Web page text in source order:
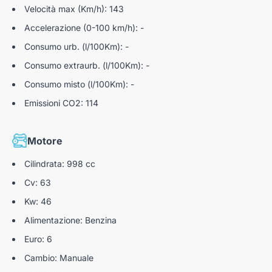
Sistema di riconoscimento dei limiti di velocità
Freni a disco anteriori
Sistema di mantenimento attivo della corsia
Sensori di parcheggio posteriori con retrocamera
Velocità max (Km/h): 143
Accelerazione (0-100 km/h): -
Consumo urb. (l/100Km): -
Consumo extraurb. (l/100Km): -
Consumo misto (l/100Km): -
Emissioni CO2: 114
Motore
Cilindrata: 998 cc
Cv: 63
Kw: 46
Alimentazione: Benzina
Euro: 6
Cambio: Manuale